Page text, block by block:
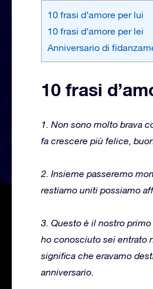
10 frasi d’amore per lui
10 frasi d’amore per lei
Anniversario di
10 frasi
1. Non sono molto brava
fa crescere più felice,
2. Insieme passeremo
restiamo uniti possiamo
3. Questo è il nostro
ho conosciuto sei entrato
significa che eravamo
anniversario.